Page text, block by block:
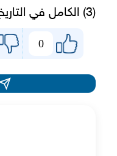
(3) الكامل في التاريخ , ج 4 , ص 264 .
0